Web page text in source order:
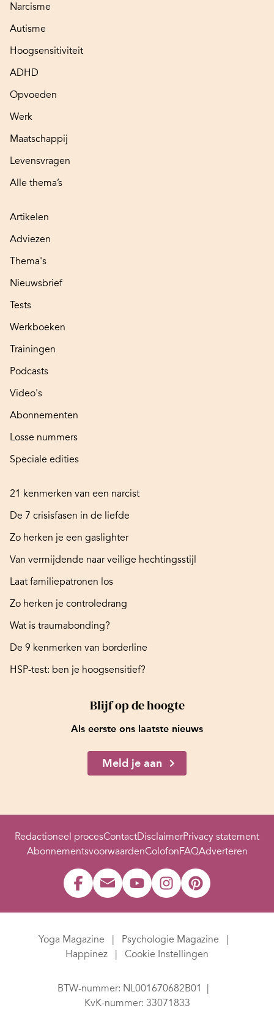
Narcisme
Autisme
Hoogsensitiviteit
ADHD
Opvoeden
Werk
Maatschappij
Levensvragen
Alle thema’s
Artikelen
Adviezen
Thema's
Nieuwsbrief
Tests
Werkboeken
Trainingen
Podcasts
Video's
Abonnementen
Losse nummers
Speciale edities
21 kenmerken van een narcist
De 7 crisisfasen in de liefde
Zo herken je een gaslighter
Van vermijdende naar veilige hechtingsstijl
Laat familiepatronen los
Zo herken je controledrang
Wat is traumabonding?
De 9 kenmerken van borderline
HSP-test: ben je hoogsensitief?
Blijf op de hoogte
Als eerste ons laatste nieuws
Meld je aan
Redactioneel procesContactDisclaimerPrivacy statement
AbonnementsvoorwaardenColofonFAQAdverteren
Yoga Magazine
Psychologie Magazine
Happinez
Cookie Instellingen
BTW-nummer: NL001670682B01
KvK-nummer: 33071833